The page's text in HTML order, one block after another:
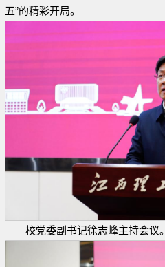
五”的精彩开局。
校党委副书记徐志峰主持会议。